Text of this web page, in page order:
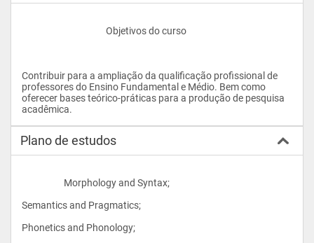
					Objetivos do curso
Contribuir para a ampliação da qualificação profissional de
professores do Ensino Fundamental e Médio. Bem como
oferecer bases teórico-práticas para a produção de pesquisa
Plano de estudos
                    Morphology and Syntax;
Semantics and Pragmatics;
Phonetics and Phonology;